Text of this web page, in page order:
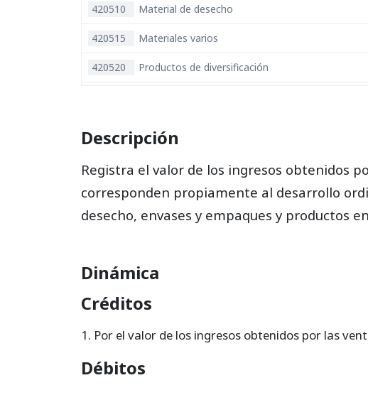
420510 Material de desecho
420515 Materiales varios
420520 Productos de diversificación
420545 Productos en remate
420599 Ajustes por inflación
Descripción
Registra el valor de los ingresos obtenidos
corresponden propiamente al desarrollo
desecho, envases y empaques y productos
Dinámica
Créditos
Por el valor de los ingresos obtenidos por las
Débitos